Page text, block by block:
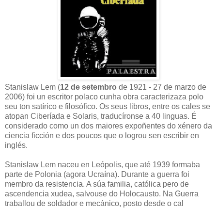
Stanislaw Lem (12 de setembro de 1921 - 27 de marzo de
2006) foi un escritor polaco cunha obra caracterizaza polo
seu ton satírico e filosófico. Os seus libros, entre os cales se
atopan Ciberíada e Solaris, traducíronse a 40 linguas. É
considerado como un dos maiores expoñentes do xénero da
ciencia ficción e dos poucos que o logrou sen escribir en
inglés.
Stanislaw Lem naceu en Leópolis, que até 1939 formaba
parte de Polonia (agora Ucraína). Durante a guerra foi
membro da resistencia. A súa familia, católica pero de
ascendencia xudea, salvouse do Holocausto. Na Guerra
traballou de soldador e mecánico, posto desde o cal